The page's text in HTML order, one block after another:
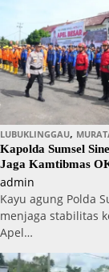
LUBUKLINGGAU,
Kapolda Sumsel
Jaga Kamtibmas
admin
Kayu agung Polda
menjaga stabilitas
Apel…